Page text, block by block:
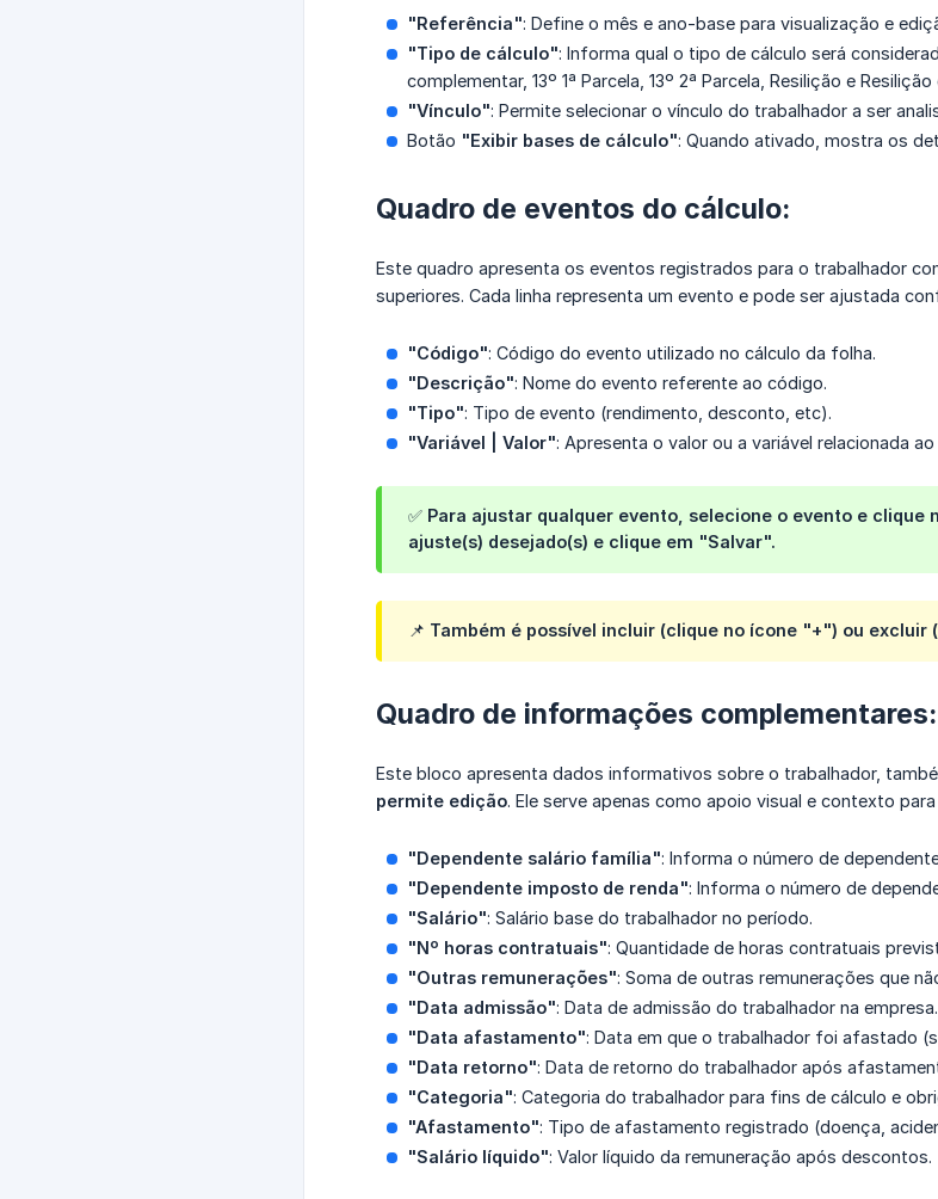
"Referência": Define o mês e ano-base para visualização e
"Tipo de cálculo": Informa qual o tipo de cálculo será
complementar, 13º 1ª Parcela, 13º 2ª Parcela, Resilição e
"Vínculo": Permite selecionar o vínculo do trabalhador a ser
Botão "Exibir bases de cálculo": Quando ativado, mostra os
Quadro de eventos do cálculo:
Este quadro apresenta os eventos registrados para o trabalhador
superiores. Cada linha representa um evento e pode ser ajustada
"Código": Código do evento utilizado no cálculo da folha.
"Descrição": Nome do evento referente ao código.
"Tipo": Tipo de evento (rendimento, desconto, etc).
"Variável | Valor": Apresenta o valor ou a variável relacionada
✅ Para ajustar qualquer evento, selecione o evento e
ajuste(s) desejado(s) e clique em "Salvar".
📌 Também é possível incluir (clique no ícone "+") ou
Quadro de informações complementares:
Este bloco apresenta dados informativos sobre o trabalhador,
permite edição. Ele serve apenas como apoio visual e contexto
"Dependente salário família": Informa o número de
"Dependente imposto de renda": Informa o número de
"Salário": Salário base do trabalhador no período.
"Nº horas contratuais": Quantidade de horas contratuais
"Outras remunerações": Soma de outras remunerações que
"Data admissão": Data de admissão do trabalhador na empresa.
"Data afastamento": Data em que o trabalhador foi afastado
"Data retorno": Data de retorno do trabalhador após
"Categoria": Categoria do trabalhador para fins de cálculo e
"Afastamento": Tipo de afastamento registrado (doença,
"Salário líquido": Valor líquido da remuneração após descontos.